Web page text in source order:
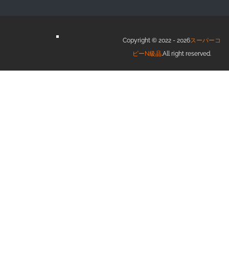
Copyright © 2022 - 2026スーパーコ
ピーN級品.All right reserved.